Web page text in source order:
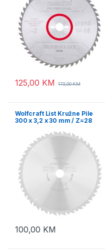
125,00 KM 173,00KM
Wolfcraft List Kružne Pile
300 x 3,2 x 30 mm / Z=28
Stolne Kružne Pile –
6741000
100,00 KM